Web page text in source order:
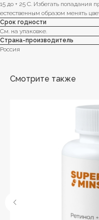
15 до + 25 C. Избегать
естественным образом менять
Срок годности
См. на упаковке.
Страна-производитель
Россия
Смотрите также